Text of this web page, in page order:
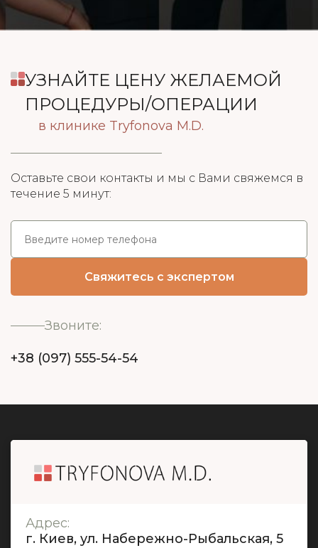
УЗНАЙТЕ ЦЕНУ ЖЕЛАЕМОЙ
ПРОЦЕДУРЫ/ОПЕРАЦИИ
в клинике Tryfonova M.D.
Оставьте свои контакты и мы с Вами свяжемся в
течение 5 минут:
Звоните:
+38 (097) 555-54-54
Адрес:
г. Киев, ул. Набережно-Рыбальская, 5